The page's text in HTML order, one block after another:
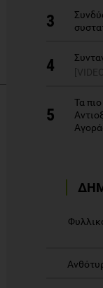
3
4
[VIDEO]
5
Τα